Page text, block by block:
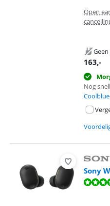
Open ear
163,-
Nog
Sony
Beoordeling is 8,5 van de 10,